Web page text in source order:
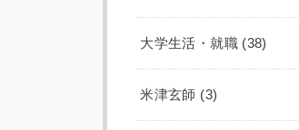
大学生活・就職 (38)
米津玄師 (3)